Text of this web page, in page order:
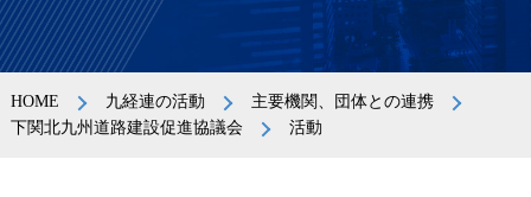
HOME 九経連の活動
主要機関、団体との連携
下関北九州道路建設促進協議会
活動